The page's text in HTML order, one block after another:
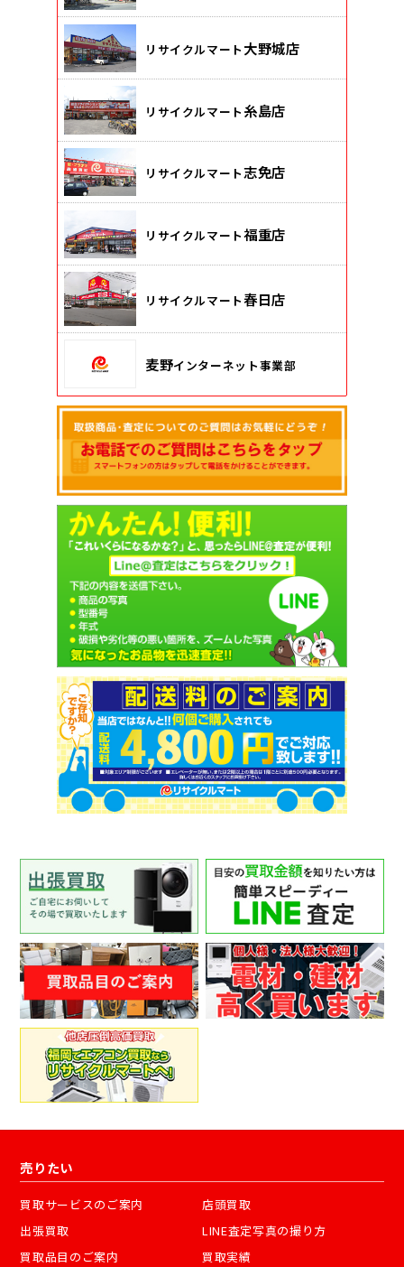
リサイクルマート 大野城店
リサイクルマート 糸島店
リサイクルマート志免店
リサイクルマート福重店
リサイクルマート春日店
麦野インターネット事業部
売りたい
買取サービスのご案内
店頭買取
出張買取
LINE査定写真の撮り方
買取品目のご案内
買取実績